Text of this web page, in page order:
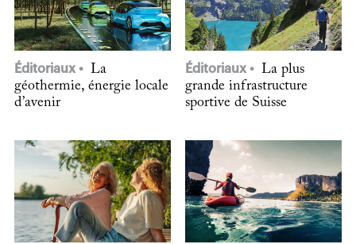
Éditoriaux
La
géothermie, énergie locale
d’avenir
Éditoriaux
La plus
grande infrastructure
sportive de Suisse